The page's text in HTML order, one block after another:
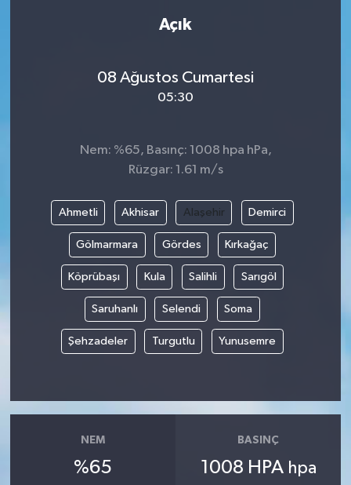
Açık
08 Ağustos Cumartesi
05:30
Nem: %65, Basınç: 1008 hpa hPa,
Rüzgar: 1.61 m/s
Ahmetli Akhisar Alaşehir Demirci
Gölmarmara Gördes Kırkağaç
Köprübaşı Kula Salihli Sarıgöl
Saruhanlı Selendi Soma
Şehzadeler Turgutlu Yunusemre
NEM
%65
BASINÇ
1008 HPA hpa